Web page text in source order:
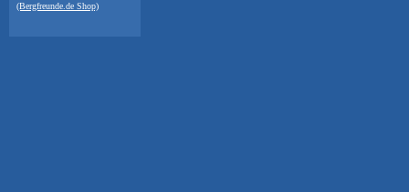
(Bergfreunde.de Shop)